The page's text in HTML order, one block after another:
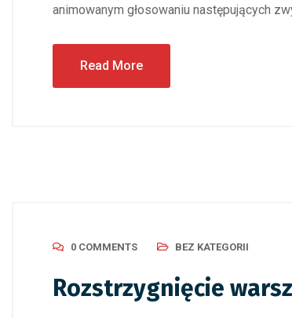
animowanym głosowaniu
Read More
0 COMMENTS BEZ KATEGORII
Rozstrzygnięcie